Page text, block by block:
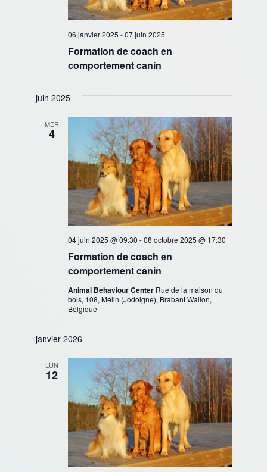
Formation de coach en
comportement canin
06 janvier 2025 -07 juin 2025
juin 2025
MER
4
Formation de coach en
comportement canin
04 juin 2025 @ 09:30 -08 octobre 2025 @ 17:30
Animal Behaviour Center Rue de la maison du
bois, 108, Mélin (Jodoigne), Brabant Wallon,
Belgique
janvier 2026
LUN
12